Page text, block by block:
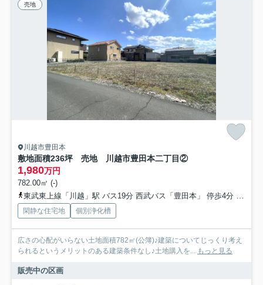
売地
川越市豊田本
敷地面積236坪 売地 川越市豊田本二丁目②
1,980万円
782.00㎡ (-)
東武東上線「川越」駅 バス19分 西武バス「豊田本」 停歩4分
閑静な住宅地 個別浄化槽
広さの心配がいらない土地面積782㎡(公簿)♪建築についてじっくり考え
られるというメリットのある建築条件なし♪土地購入を...
もっと見る
販売中の区画